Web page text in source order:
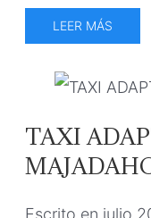
LEER MÁS
TAXI